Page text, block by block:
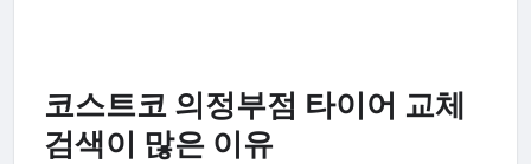
코스트코 의정부점 타이어 교체
검색이 많은 이유